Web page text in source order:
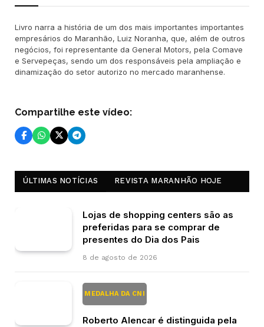
Livro narra a história de um dos mais importantes importantes
empresários do Maranhão, Luiz Noranha, que, além de outros
negócios, foi representante da General Motors, pela Comave
e Servepeças, sendo um dos responsáveis pela ampliação e
dinamização do setor autorizo no mercado maranhense.
Compartilhe este vídeo:
ÚLTIMAS NOTÍCIAS REVISTA MARANHÃO HOJE
Lojas de shopping centers são as
preferidas para se comprar de
presentes do Dia dos Pais
8 de agosto de 2026
MEDALHA DA CNI
Roberto Alencar é distinguida pela